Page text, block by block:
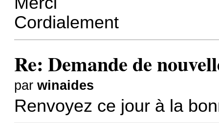
Cordialement
Re: Demande de
parwinaides
Renvoyez ce jour à la